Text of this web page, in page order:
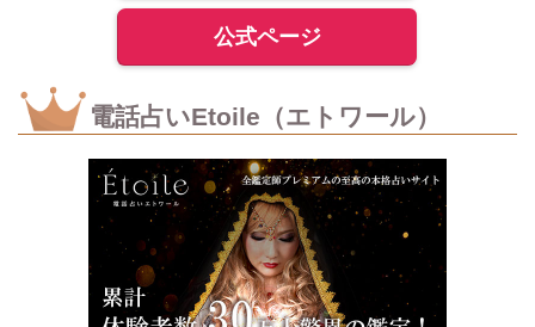
公式ページ
電話占いEtoile（エトワール）